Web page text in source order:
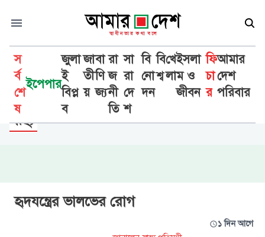
স
র্ব
শে
ষ
ইপেপার
জুলা
ই
বিপ্ল
ব
জা
তী
য়
বা
ণি
জ্য
রা
জ
নী
তি
সা
রা
দে
শ
বি
নো
দন
বি
শ্ব
খে
লা
ইসলা
ম ও
জীবন
ফি
চা
র
আমার
দেশ
পরিবার
ফিচার
স্বাস্থ্য
হৃদযন্ত্রের ভালভের রোগ
১ দিন আগে